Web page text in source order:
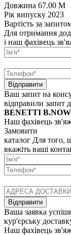
Довжина 67.00 M
Рік випуску 2023
Вартість за
Для отримання
і наш фахівець
Відправити
Ваш запит на
відправили запит
BENETTI
Наш фахівець
Замовити
каталог Для того,
вкажіть ваші
Відправити
Ваша заявка
кур'єрську
Наш фахівець